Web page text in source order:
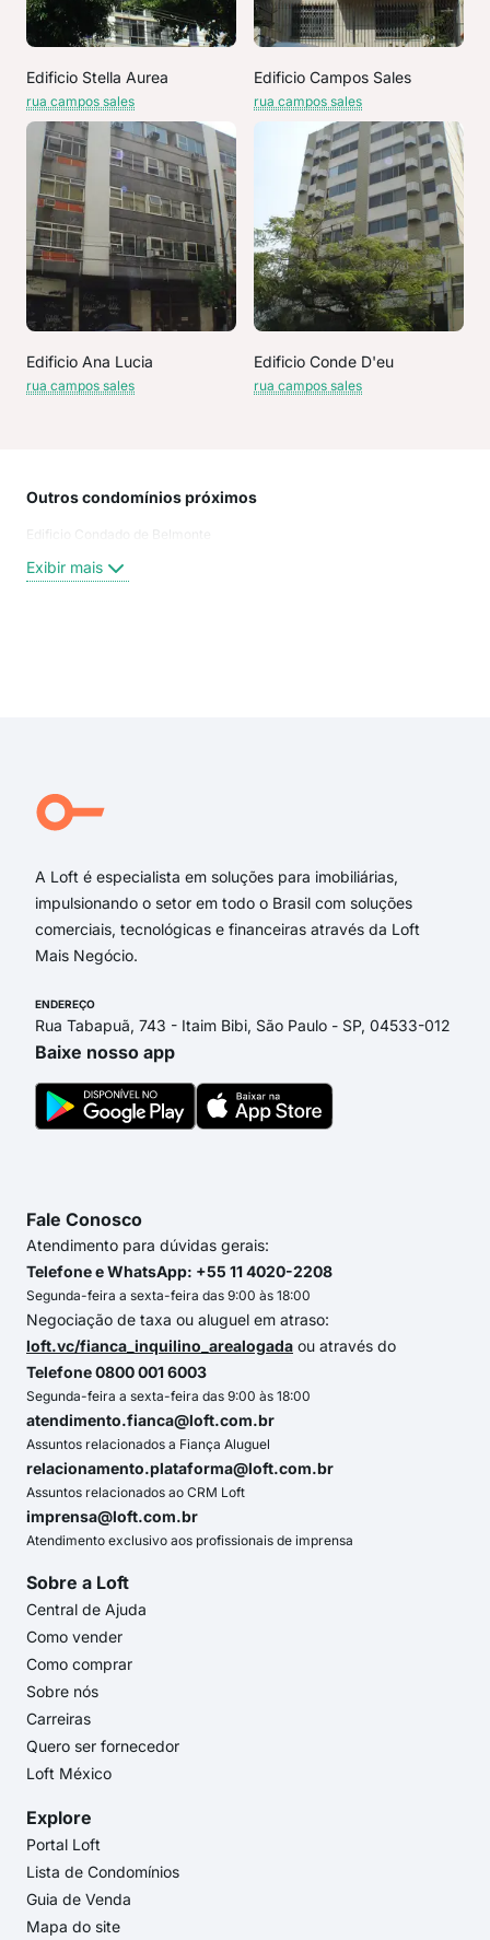
Edificio Stella Aurea
rua campos sales
Edificio Campos Sales
rua campos sales
Edificio Ana Lucia
rua campos sales
Edificio Conde D'eu
rua campos sales
Outros condomínios próximos
Edificio Condado de Belmonte
Exibir mais
A Loft é especialista em soluções para imobiliárias,
impulsionando o setor em todo o Brasil com soluções
comerciais, tecnológicas e financeiras através da Loft
Mais Negócio.
ENDEREÇO
Rua Tabapuã, 743 - Itaim Bibi, São Paulo - SP, 04533-012
Baixe nosso app
Fale Conosco
Atendimento para dúvidas gerais:
Telefone e WhatsApp: +55 11 4020-2208
Segunda-feira a sexta-feira das 9:00 às 18:00
Negociação de taxa ou aluguel em atraso:
loft.vc/fianca_inquilino_arealogada ou através do
Telefone 0800 001 6003
Segunda-feira a sexta-feira das 9:00 às 18:00
atendimento.fianca@loft.com.br
Assuntos relacionados a Fiança Aluguel
relacionamento.plataforma@loft.com.br
Assuntos relacionados ao CRM Loft
imprensa@loft.com.br
Atendimento exclusivo aos profissionais de imprensa
Sobre a Loft
Central de Ajuda
Como vender
Como comprar
Sobre nós
Carreiras
Quero ser fornecedor
Loft México
Explore
Portal Loft
Lista de Condomínios
Guia de Venda
Mapa do site